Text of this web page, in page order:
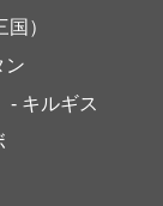
）
ン
- キルギス